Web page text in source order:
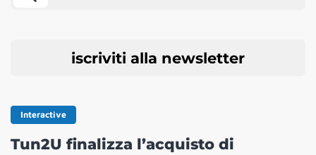
iscriviti alla newsletter
Interactive
Tun2U finalizza l’acquisto di